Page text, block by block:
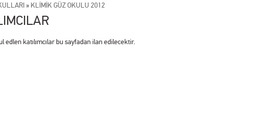
» KLİMİK GÜZ OKULU 2012
edlen katılımcılar bu sayfadan ilan edilecektir.